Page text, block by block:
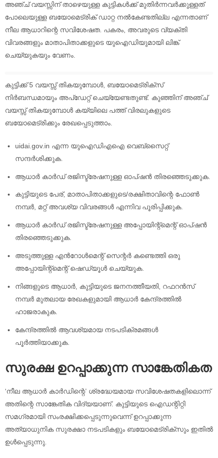
അഞ്ച് വയസ്സിന് താഴെയുള്ള കുട്ടികൾക്ക് മുതിർന്നവർക്കുള്ളത്
പോലെയുള്ള ബയോമെട്രിക് ഡാറ്റ നൽകേണ്ടതില്ല എന്നതാണ്
നീല ആധാറിന്റെ സവിശേഷത. പകരം, അവരുടെ വ്യക്തി
വിവരങ്ങളും മാതാപിതാക്കളുടെ യുഐഡിയുമായി ലിങ്ക്
ചെയ്യുകയും വേണം.
കുട്ടിക്ക് 5 വയസ്സ് തികയുമ്പോൾ, ബയോമെട്രിക്‌സ്
നിർബന്ധമായും അപ്‌ഡേറ്റ് ചെയ്യേണ്ടതുണ്ട്. കുഞ്ഞിന് അഞ്ച്
വയസ്സ് തികയുമ്പോൾ കയ്യിലെ പത്ത് വിരലുകളുടെ
ബയോമെട്രിക്കും രേഖപ്പെടുത്താം.
uidai.gov.in എന്ന യുഐഡിഎഐ വെബ്സൈറ്റ്
സന്ദർശിക്കുക.
ആധാർ കാർഡ് രജിസ്ട്രേഷനുള്ള ഓപ്ഷൻ തിരഞ്ഞെടുക്കുക.
കുട്ടിയുടെ പേര്, മാതാപിതാക്കളുടെ/രക്ഷിതാവിന്റെ ഫോൺ
നമ്പർ, മറ്റ് അവശ്യ വിവരങ്ങൾ എന്നിവ പൂരിപ്പിക്കുക.
ആധാർ കാർഡ് രജിസ്ട്രേഷനുള്ള അപ്പോയിന്റ്മെന്റ് ഓപ്ഷൻ
തിരഞ്ഞെടുക്കുക.
അടുത്തുള്ള എൻറോൾമെന്റ് സെന്റർ കണ്ടെത്തി ഒരു
അപ്പോയിന്റ്മെന്റ് ഷെഡ്യൂൾ ചെയ്യുക.
നിങ്ങളുടെ ആധാർ, കുട്ടിയുടെ ജനനത്തീയതി, റഫറൻസ്
നമ്പർ മുതലായ രേഖകളുമായി ആധാർ കേന്ദ്രത്തിൽ
ഹാജരാകുക.
കേന്ദ്രത്തിൽ ആവശ്യമായ നടപടിക്രമങ്ങൾ
പൂർത്തിയാക്കുക.
സുരക്ഷ ഉറപ്പാക്കുന്ന സാങ്കേതികത
‘നീല ആധാർ കാർഡിന്റെ’ ശ്രദ്ധേയമായ സവിശേഷതകളിലൊന്ന്
അതിന്റെ സാങ്കേതിക വിദ്യയാണ്. കുട്ടിയുടെ ഐഡന്റിറ്റി
സമഗ്രമായി സംരക്ഷിക്കപ്പെടുന്നുവെന്ന് ഉറപ്പാക്കുന്ന
അത്യാധുനിക സുരക്ഷാ നടപടികളും ബയോമെട്രിക്‌സും ഇതിൽ
ഉൾപ്പെടുന്നു.